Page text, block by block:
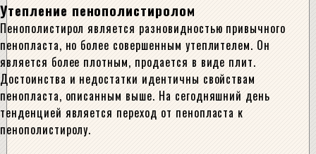
Утепление пенополистиролом
Пенополистирол является разновидностью привычного
пенопласта, но более совершенным утеплителем. Он
является более плотным, продается в виде плит.
Достоинства и недостатки идентичны свойствам
пенопласта, описанным выше. На сегодняшний день
тенденцией является переход от пенопласта к
пенополистиролу.